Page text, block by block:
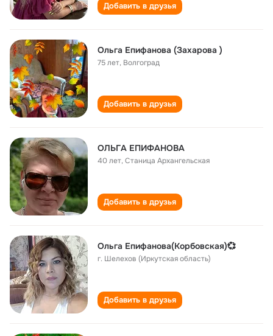
Добавить в друзья
Ольга Епифанова (Захарова )
75 лет, Волгоград
Добавить в друзья
ОЛЬГA ЕПИФАНОВА
40 лет,Станица Архангельская
Добавить в друзья
Ольга Епифанова(Корбовская)💞
г. Шелехов (Иркутская область)
Добавить в друзья